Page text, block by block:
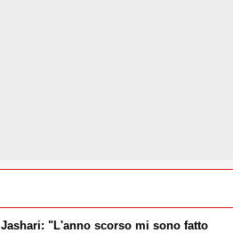
Jashari: "L'anno scorso mi sono fatto